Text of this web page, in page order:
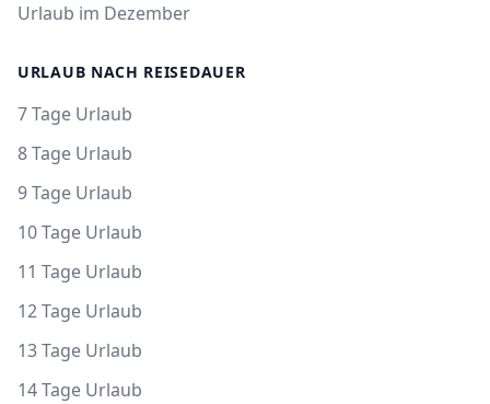
Urlaub im Dezember
URLAUB NACH REISEDAUER
7 Tage Urlaub
8 Tage Urlaub
9 Tage Urlaub
10 Tage Urlaub
11 Tage Urlaub
12 Tage Urlaub
13 Tage Urlaub
14 Tage Urlaub